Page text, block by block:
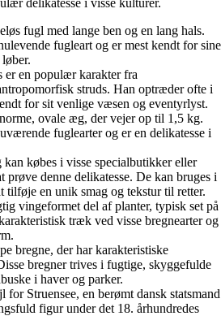
fugl med lange ben og en lang hals.
fugleart og er mest kendt for sine
er en populær karakter fra
struds. Han optræder ofte i
for sit venlige væsen og eventyrlyst.
ovale æg, der vejer op til 1,5 kg.
fuglearter og er en delikatesse i
kan købes i visse specialbutikker eller
prøve denne delikatesse. De kan bruges i
tilføje en unik smag og tekstur til retter.
vingeformet del af planter, typisk set på
træk ved visse bregnearter og
bregne, der har karakteristiske
bregner trives i fugtige, skyggefulde
i haver og parker.
for Struensee, en berømt dansk statsmand
figur under det 18. århundredes